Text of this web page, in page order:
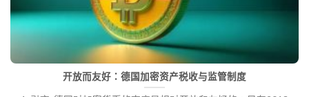
开放而友好：德国加密资产税收与监管制度